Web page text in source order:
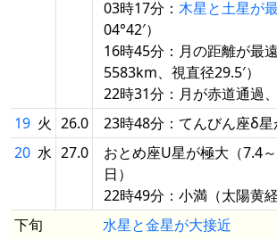
03時17分： 木星と土星が
04°42′）
16時45分：月の距離が最
5583km、視直径29.5′）
22時31分：月が赤道通過
19 火 26.0
23時48分：てんびん座δ
20 水 27.0
おとめ座U星が極大（7.4
日）
22時49分：小満（太陽黄経
下旬
水星と金星が大接近